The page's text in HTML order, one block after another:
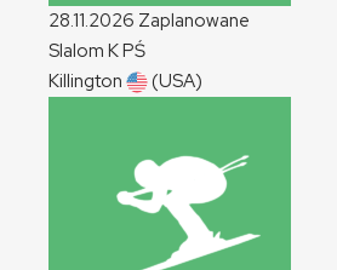
28.11.2026 Zaplanowane
Slalom KPŚ
Killington
(USA)